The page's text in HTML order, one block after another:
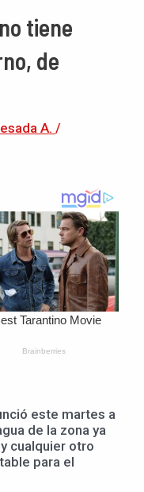
tiene
de
A. /
este martes a
de la zona ya
cualquier otro
para el